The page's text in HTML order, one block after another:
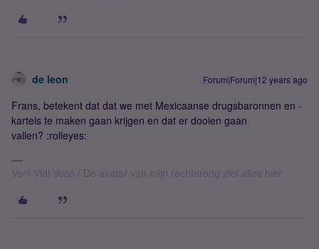
de leon Forum|Forum|12 years ago
Frans, betekent dat dat we met Mexicaanse drugsbaronnen en -
kartels te maken gaan krijgen en dat er dooien gaan
vallen? :rolleyes:
Veni Vidi Voco / De avatar van mijn rechteroog ziet alles hier.